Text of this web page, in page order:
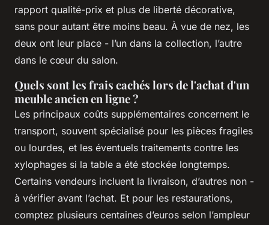
rapport qualité-prix et plus de liberté décorative,
sans pour autant être moins beau. À vue de nez, les
deux ont leur place - l’un dans la collection, l’autre
dans le cœur du salon.
Quels sont les frais cachés lors de l'achat d'un
meuble ancien en ligne ?
Les principaux coûts supplémentaires concernent le
transport, souvent spécialisé pour les pièces fragiles
ou lourdes, et les éventuels traitements contre les
xylophages si la table a été stockée longtemps.
Certains vendeurs incluent la livraison, d’autres non -
à vérifier avant l’achat. Et pour les restaurations,
comptez plusieurs centaines d’euros selon l’ampleur